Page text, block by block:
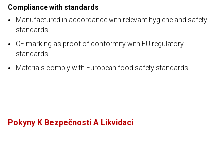
Compliance with standards
Manufactured in accordance with relevant hygiene and safety
standards
CE marking as proof of conformity with EU regulatory
standards
Materials comply with European food safety standards
Pokyny K Bezpečnosti A Likvidaci